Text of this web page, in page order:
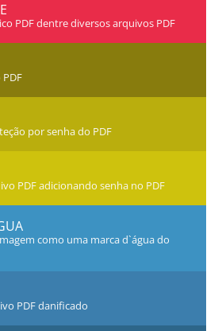
PDF dentre diversos arquivos PDF
por senha do PDF
PDF adicionando senha no PDF
como uma marca d`água do
PDF danificado